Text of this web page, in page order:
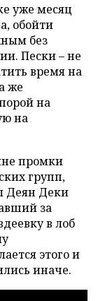
уже месяц
обойти
без
Пески – не
время на
же
на
на
промки
групп,
Деян Деки
за
в лоб
этого и
иначе.